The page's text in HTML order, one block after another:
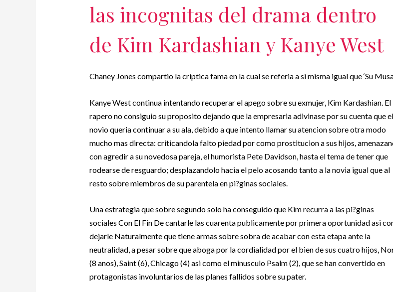
las incognitas del drama dentro
de Kim Kardashian y Kanye West
Chaney Jones compartio la criptica fama en la cual se referia a si misma igual que ‘Su
Kanye West continua intentando recuperar el apego sobre su exmujer, Kim Kardashian. El
rapero no consiguio su proposito dejando que la empresaria adivinase por su cuenta que el
novio queria continuar a su ala, debido a que intento llamar su atencion sobre otra modo
mucho mas directa: criticandola falto piedad por como prostitucion a sus hijos,
con agredir a su novedosa pareja, el humorista Pete Davidson, hasta el tema de tener que
rodearse de resguardo; desplazandolo hacia el pelo acosando tanto a la novia igual que al
resto sobre miembros de su parentela en pi?ginas sociales.
Una estrategia que sobre segundo solo ha conseguido que Kim recurra a las pi?ginas
sociales Con El Fin De cantarle las cuarenta publicamente por primera oportunidad asi­
dejarle Naturalmente que tiene armas sobre sobra de acabar con esta etapa ante la
neutralidad, a pesar sobre que aboga por la cordialidad por el bien de sus cuatro hijos,
(8 anos), Saint (6), Chicago (4) asi­ como el minusculo Psalm (2), que se han convertido en
protagonistas involuntarios de las planes fallidos sobre su pater.